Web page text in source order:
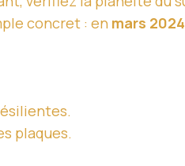
concret : en mars 2024
plaques.